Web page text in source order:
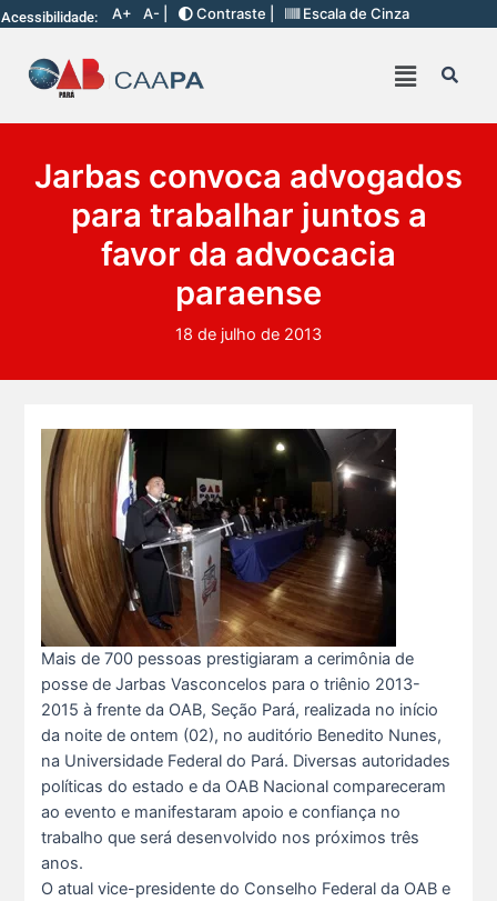
Acessibilidade: A+ A- | Contraste | Escala de Cinza
Jarbas convoca advogados
para trabalhar juntos a
favor da advocacia
paraense
18 de julho de 2013
Mais de 700 pessoas prestigiaram a cerimônia de
posse de Jarbas Vasconcelos para o triênio 2013-
2015 à frente da OAB, Seção Pará, realizada no início
da noite de ontem (02), no auditório Benedito Nunes,
na Universidade Federal do Pará. Diversas autoridades
políticas do estado e da OAB Nacional compareceram
ao evento e manifestaram apoio e confiança no
trabalho que será desenvolvido nos próximos três
anos.
O atual vice-presidente do Conselho Federal da OAB e